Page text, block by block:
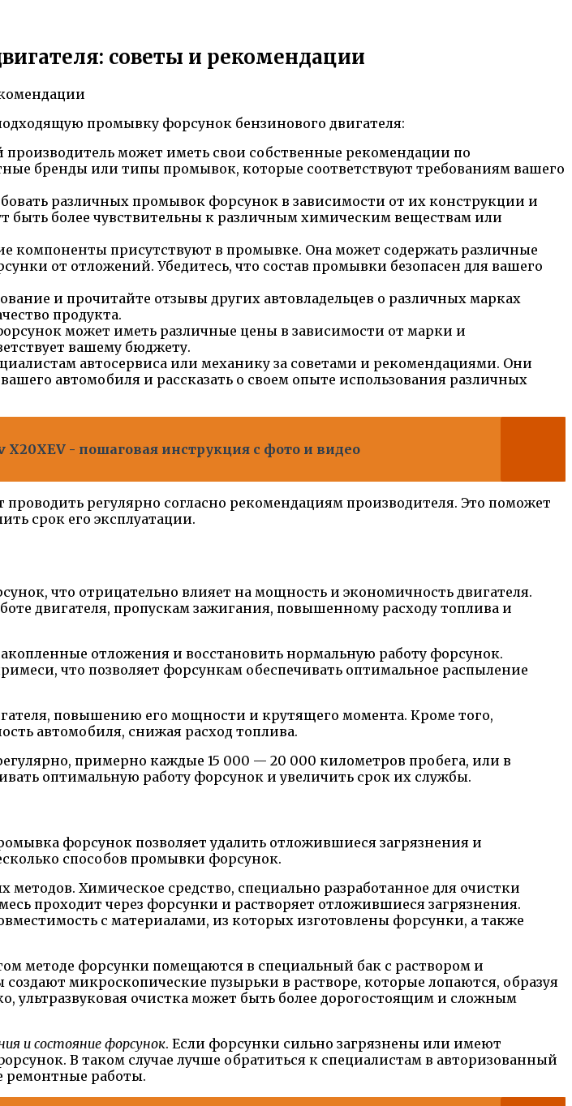
советы и рекомендации
промывку форсунок бензинового двигателя:
может иметь свои собственные рекомендации по
бренды или типы промывок, которые соответствуют требованиям вашего
различных промывок форсунок в зависимости от их конструкции и
быть более чувствительны к различным химическим веществам или
компоненты присутствуют в промывке. Она может содержать различные
от отложений. Убедитесь, что состав промывки безопасен для вашего
и прочитайте отзывы других автовладельцев о различных марках
продукта.
может иметь различные цены в зависимости от марки и
вашему бюджету.
автосервиса или механику за советами и рекомендациями. Они
автомобиля и рассказать о своем опыте использования различных
- пошаговая инструкция с фото и видео
регулярно согласно рекомендациям производителя. Это поможет
срок его эксплуатации.
что отрицательно влияет на мощность и экономичность двигателя.
двигателя, пропускам зажигания, повышенному расходу топлива и
отложения и восстановить нормальную работу форсунок.
что позволяет форсункам обеспечивать оптимальное распыление
повышению его мощности и крутящего момента. Кроме того,
автомобиля, снижая расход топлива.
примерно каждые 15 000 — 20 000 километров пробега, или в
оптимальную работу форсунок и увеличить срок их службы.
форсунок позволяет удалить отложившиеся загрязнения и
способов промывки форсунок.
Химическое средство, специально разработанное для очистки
проходит через форсунки и растворяет отложившиеся загрязнения.
с материалами, из которых изготовлены форсунки, а также
методе форсунки помещаются в специальный бак с раствором и
микроскопические пузырьки в растворе, которые лопаются, образуя
ультразвуковая очистка может быть более дорогостоящим и сложным
и состояние форсунок. Если форсунки сильно загрязнены или имеют
В таком случае лучше обратиться к специалистам в авторизованный
ремонтные работы.